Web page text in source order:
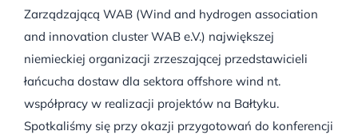
Zarządzającą WAB (Wind and hydrogen association
and innovation cluster WAB e.V.) największej
niemieckiej organizacji zrzeszającej przedstawicieli
łańcucha dostaw dla sektora offshore wind nt.
współpracy w realizacji projektów na Bałtyku.
Spotkaliśmy się przy okazji przygotowań do konferencji